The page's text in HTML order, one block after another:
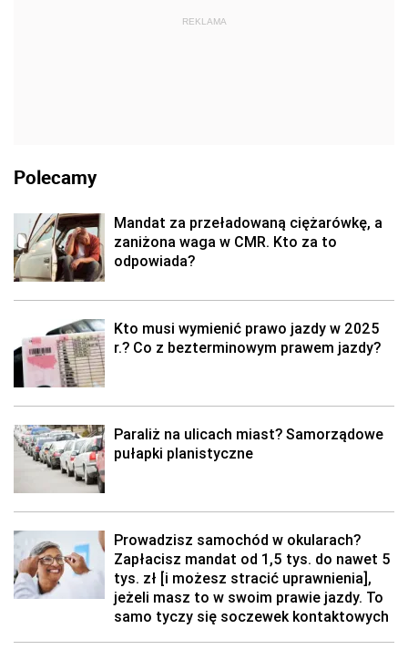
REKLAMA
Polecamy
Mandat za przeładowaną ciężarówkę, a
zaniżona waga w CMR. Kto za to
odpowiada?
Kto musi wymienić prawo jazdy w 2025
r.? Co z bezterminowym prawem jazdy?
Paraliż na ulicach miast? Samorządowe
pułapki planistyczne
Prowadzisz samochód w okularach?
Zapłacisz mandat od 1,5 tys. do nawet 5
tys. zł [i możesz stracić uprawnienia],
jeżeli masz to w swoim prawie jazdy. To
samo tyczy się soczewek kontaktowych